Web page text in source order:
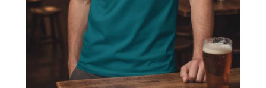
PROVIZNÍ SYSTÉM
Časté otázky
Doprava a platba
Obchodní podmínky